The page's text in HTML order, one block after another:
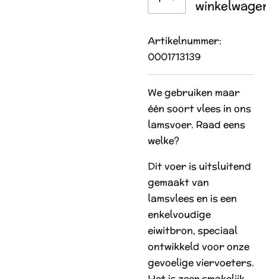
Artikelnummer:
0001713139
We gebruiken maar
één soort vlees in ons
lamsvoer. Raad eens
welke?
Dit voer is uitsluitend
gemaakt van
lamsvlees en is een
enkelvoudige
eiwitbron, speciaal
ontwikkeld voor onze
gevoelige viervoeters.